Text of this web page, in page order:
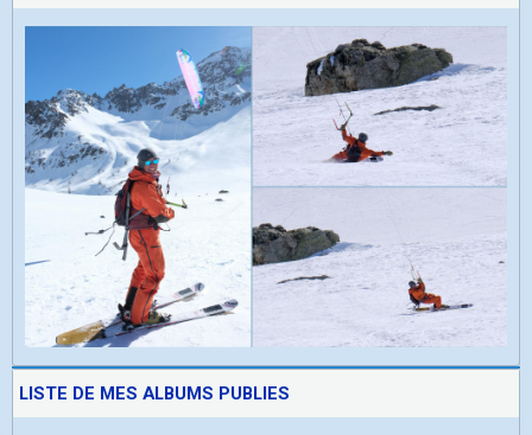
LISTE DE MES ALBUMS PUBLIES